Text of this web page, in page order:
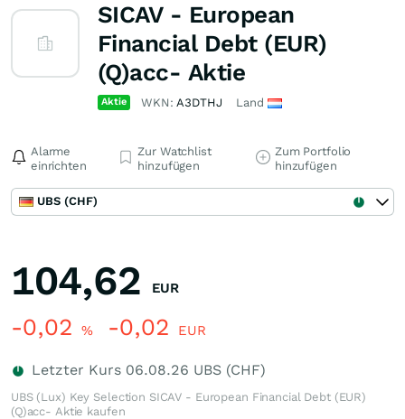
SICAV - European
Financial Debt (EUR)
(Q)acc- Aktie
Aktie WKN:A3DTHJ Land
Alarme
einrichten
Zur Watchlist
hinzufügen
Zum Portfolio
hinzufügen
UBS (CHF)
104,62 EUR
-0,02 % -0,02 EUR
Letzter Kurs 06.08.26 UBS (CHF)
UBS (Lux) Key Selection SICAV - European Financial Debt (EUR)
(Q)acc- Aktie kaufen